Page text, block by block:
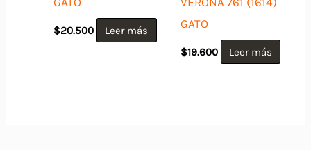
$20.500 Leer más
GATO
$19.600 Leer más